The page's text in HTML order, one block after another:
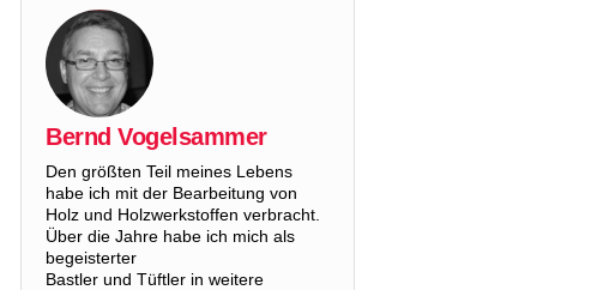
Bernd Vogelsammer
Den größten Teil meines Lebens
habe ich mit der Bearbeitung von
Holz und Holzwerkstoffen verbracht.
Über die Jahre habe ich mich als
begeisterter
Bastler und Tüftler in weitere